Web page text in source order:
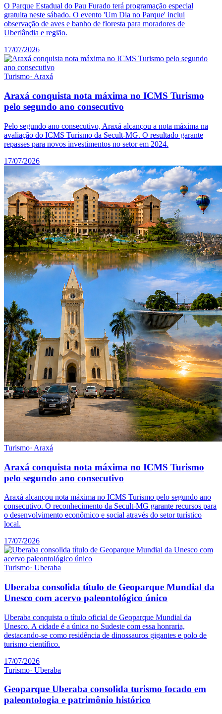
O Parque Estadual do Pau Furado terá programação especial
gratuita neste sábado. O evento 'Um Dia no Parque' inclui
observação de aves e banho de floresta para moradores de
Uberlândia e região.
17/07/2026
Turismo· Araxá
Araxá conquista nota máxima no ICMS Turismo
pelo segundo ano consecutivo
Pelo segundo ano consecutivo, Araxá alcançou a nota máxima na
avaliação do ICMS Turismo da Secult-MG. O resultado garante
repasses para novos investimentos no setor em 2024.
17/07/2026
Turismo· Araxá
Araxá conquista nota máxima no ICMS Turismo
pelo segundo ano consecutivo
Araxá alcançou nota máxima no ICMS Turismo pelo segundo ano
consecutivo. O reconhecimento da Secult-MG garante recursos para
o desenvolvimento econômico e social através do setor turístico
local.
17/07/2026
Turismo· Uberaba
Uberaba consolida título de Geoparque Mundial da
Unesco com acervo paleontológico único
Uberaba conquista o título oficial de Geoparque Mundial da
Unesco. A cidade é a única no Sudeste com essa honraria,
destacando-se como residência de dinossauros gigantes e polo de
turismo científico.
17/07/2026
Turismo· Uberaba
Geoparque Uberaba consolida turismo focado em
paleontologia e patrimônio histórico